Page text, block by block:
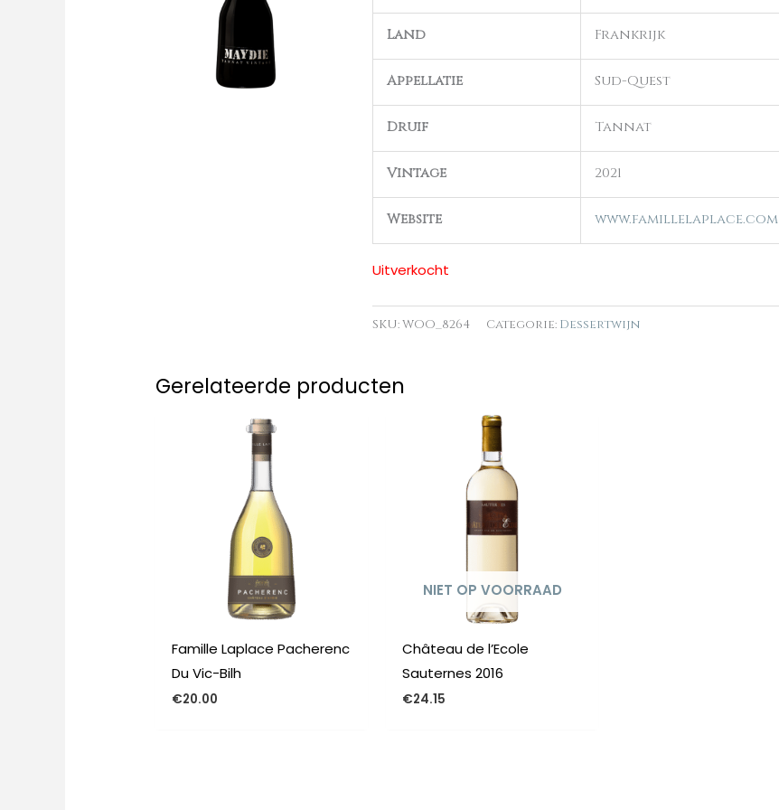
Land Frankrijk
Appellatie Sud-Quest
Druif Tannat
Vintage 2021
Website www.famillelaplace.com
Uitverkocht
SKU:WOO_8264 Categorie: Dessertwijn
Gerelateerde producten
Famille Laplace Pacherenc
Du Vic-Bilh
€20.00
NIET OP VOORRAAD
Château de l’Ecole
Sauternes 2016
€24.15